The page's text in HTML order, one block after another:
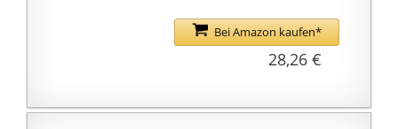
Bei Amazon kaufen*
28,26 €